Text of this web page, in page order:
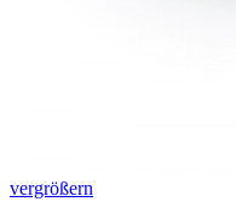
vergrößern